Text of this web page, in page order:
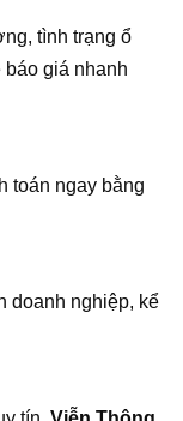
tình trạng ổ
giá nhanh
toán ngay bằng
doanh nghiệp, kể